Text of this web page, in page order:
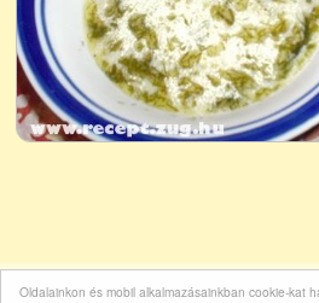
Oldalainkon és mobil alkalmazásainkban cookie-kat